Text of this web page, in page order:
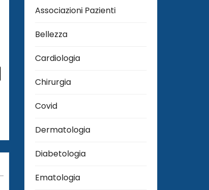
Associazioni Pazienti
Bellezza
Cardiologia
Chirurgia
Covid
Dermatologia
Diabetologia
Ematologia